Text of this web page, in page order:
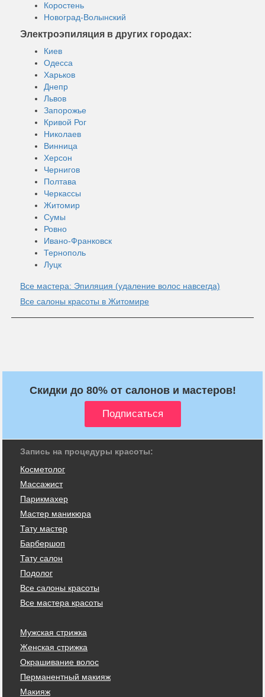
Коростень
Новоград-Волынский
Электроэпиляция в других городах:
Киев
Одесса
Харьков
Днепр
Львов
Запорожье
Кривой Рог
Николаев
Винница
Херсон
Чернигов
Полтава
Черкассы
Житомир
Сумы
Ровно
Ивано-Франковск
Тернополь
Луцк
Все мастера: Эпиляция (удаление волос навсегда)
Все салоны красоты в Житомире
Скидки до 80% от салонов и мастеров!
Запись на процедуры красоты:
Косметолог
Массажист
Парикмахер
Мастер маникюра
Тату мастер
Барбершоп
Тату салон
Подолог
Все салоны красоты
Все мастера красоты
Мужская стрижка
Женская стрижка
Окрашивание волос
Перманентный макияж
Макияж